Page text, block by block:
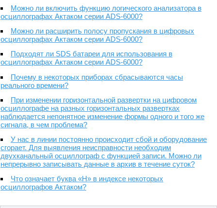
Можно ли включить функцию логического анализатора в
осциллографах Актаком серии ADS-6000?
Можно ли расширить полосу пропускания в цифровых
осциллографах Актаком серии ADS-6000?
Подходят ли SDS батареи для использования в
осциллографах Актаком серии ADS-6000?
Почему в некоторых приборах сбрасываются часы
реального времени?
При изменении горизонтальной развертки на цифровом
осциллографе на разных горизонтальных развертках
наблюдается непонятное изменение формы одного и того же
сигнала, в чем проблема?
У нас в линии постоянно происходит сбой и оборудование
сгорает. Для выявления неисправности необходим
двухканальный осциллограф с функцией записи. Можно ли
непрерывно записывать данные в архив в течение суток?
Что означает буква «H» в индексе некоторых
осциллографов Актаком?